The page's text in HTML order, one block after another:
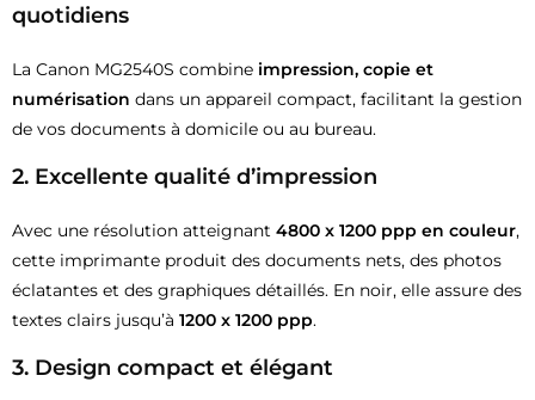
quotidiens
La Canon MG2540S combine impression, copie et
numérisation dans un appareil compact, facilitant la gestion
de vos documents à domicile ou au bureau.
2. Excellente qualité d’impression
Avec une résolution atteignant 4800 x 1200 ppp en couleur,
cette imprimante produit des documents nets, des photos
éclatantes et des graphiques détaillés. En noir, elle assure des
textes clairs jusqu’à 1200 x 1200 ppp.
3. Design compact et élégant